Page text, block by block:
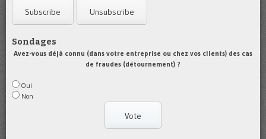
Sondages
Avez-vous déjà connu (dans votre entreprise ou chez vos clients) des cas
de fraudes (détournement) ?
Oui
Non